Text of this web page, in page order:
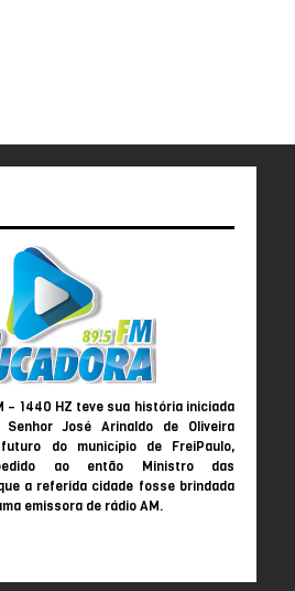
– 1440 HZ teve sua história iniciada
José Arinaldo de Oliveira
do município de FreiPaulo,
ao então Ministro das
a referida cidade fosse brindada
emissora de rádio AM.